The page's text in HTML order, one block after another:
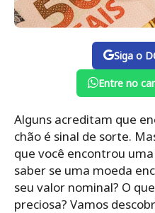
Siga o
Entre no
Alguns acreditam que
chão é sinal de sorte.
que você encontrou
saber se uma moeda
seu valor nominal? O
preciosa? Vamos